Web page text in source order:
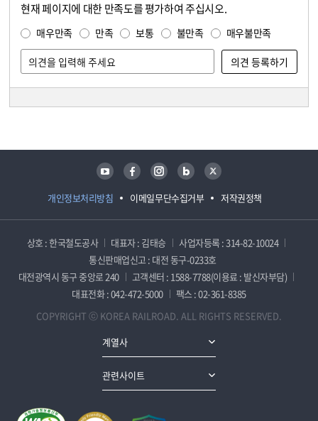
현재 페이지에 대한 만족도를 평가하여 주십시오.
매우만족 만족 보통 불만족 매우불만족
개인정보처리방침 이메일무단수집거부 저작권정책
유튜브 페이스북 인스타그램 블로그 트위터
상호 : 한국철도공사 대표자 : 김태승
사업자등록 : 314-82-10024
통신판매업신고 : 대전 동구-0233호
대전광역시 동구 중앙로 240
고객센터 : 1588-7788(이용료 : 발신자부담)
대표전화 : 042-472-5000
팩스 : 02-361-8385
COPYRIGHT ⓒ KOREA RAILROAD. ALL RIGHTS RESERVED.
계열사
관련사이트